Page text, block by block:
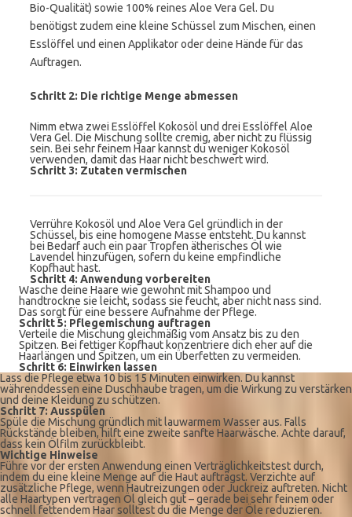
Bio-Qualität) sowie 100% reines Aloe Vera Gel. Du
benötigst zudem eine kleine Schüssel zum Mischen, einen
Esslöffel und einen Applikator oder deine Hände für das
Auftragen.
Schritt 2: Die richtige Menge abmessen
Nimm etwa zwei Esslöffel Kokosöl und drei Esslöffel Aloe
Vera Gel. Die Mischung sollte cremig, aber nicht zu flüssig
sein. Bei sehr feinem Haar kannst du weniger Kokosöl
verwenden, damit das Haar nicht beschwert wird.
Schritt 3: Zutaten vermischen
Verrühre Kokosöl und Aloe Vera Gel gründlich in der
Schüssel, bis eine homogene Masse entsteht. Du kannst
bei Bedarf auch ein paar Tropfen ätherisches Öl wie
Lavendel hinzufügen, sofern du keine empfindliche
Kopfhaut hast.
Schritt 4: Anwendung vorbereiten
Wasche deine Haare wie gewohnt mit Shampoo und
handtrockne sie leicht, sodass sie feucht, aber nicht nass sind.
Das sorgt für eine bessere Aufnahme der Pflege.
Schritt 5: Pflegemischung auftragen
Verteile die Mischung gleichmäßig vom Ansatz bis zu den
Spitzen. Bei fettiger Kopfhaut konzentriere dich eher auf die
Haarlängen und Spitzen, um ein Überfetten zu vermeiden.
Schritt 6: Einwirken lassen
Lass die Pflege etwa 10 bis 15 Minuten einwirken. Du kannst
währenddessen eine Duschhaube tragen, um die Wirkung zu verstärken
und deine Kleidung zu schützen.
Schritt 7: Ausspülen
Spüle die Mischung gründlich mit lauwarmem Wasser aus. Falls
Rückstände bleiben, hilft eine zweite sanfte Haarwäsche. Achte darauf,
dass kein Ölfilm zurückbleibt.
Wichtige Hinweise
Führe vor der ersten Anwendung einen Verträglichkeitstest durch,
indem du eine kleine Menge auf die Haut aufträgst. Verzichte auf
zusätzliche Pflege, wenn Hautreizungen oder Juckreiz auftreten. Nicht
alle Haartypen vertragen Öl gleich gut – gerade bei sehr feinem oder
schnell fettendem Haar solltest du die Menge der Öle reduzieren.